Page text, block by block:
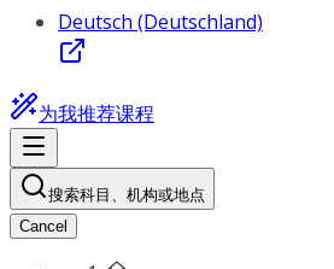
Deutsch (Deutschland)
为我推荐课程
搜索科目、机构或地点
Cancel